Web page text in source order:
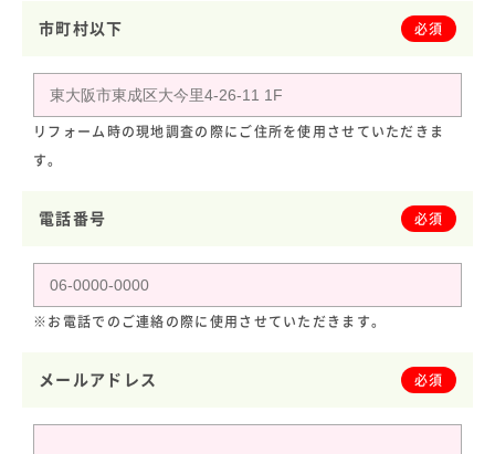
市町村以下 必須
リフォーム時の現地調査の際にご住所を使用させていただきま
す。
電話番号 必須
※お電話でのご連絡の際に使用させていただきます。
メールアドレス 必須